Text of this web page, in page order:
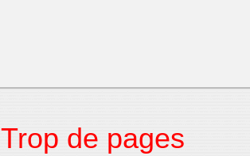
Trop de pages